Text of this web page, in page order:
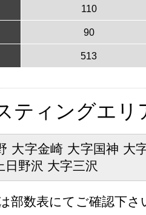
110
90
513
ティングエリ
大字金崎 大字国神 大
日野沢 大字三沢
部数表にてご確認下さ